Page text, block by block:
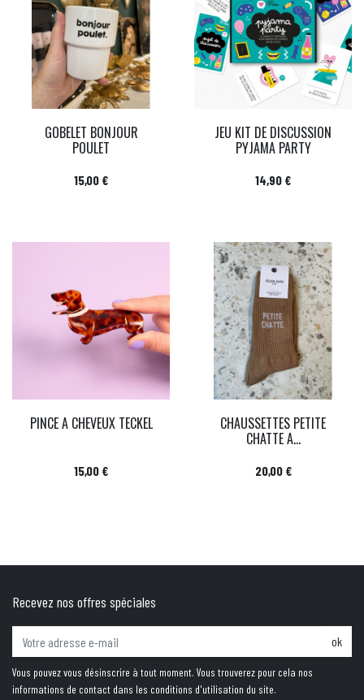
GOBELET BONJOUR
POULET
Prix
15,00 €
JEU KIT DE DISCUSSION
PYJAMA PARTY
Prix
14,90 €
PINCE A CHEVEUX TECKEL
Prix
15,00 €
CHAUSSETTES PETITE
CHATTE A...
Prix
20,00 €
Recevez nos offres spéciales
ok
Vous pouvez vous désinscrire à tout moment. Vous trouverez pour cela nos
informations de contact dans les conditions d'utilisation du site.